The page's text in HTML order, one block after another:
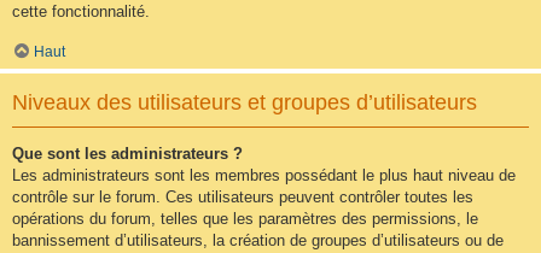
cette fonctionnalité.
Haut
Niveaux des utilisateurs et groupes d’utilisateurs
Que sont les administrateurs ?
Les administrateurs sont les membres possédant le plus haut niveau de
contrôle sur le forum. Ces utilisateurs peuvent contrôler toutes les
opérations du forum, telles que les paramètres des permissions, le
bannissement d’utilisateurs, la création de groupes d’utilisateurs ou de